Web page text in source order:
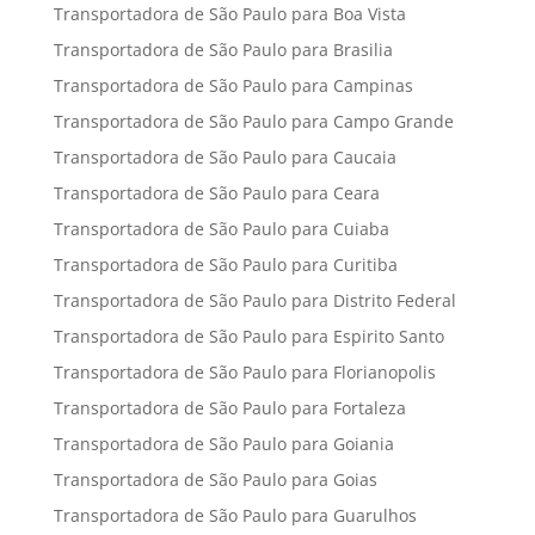
Transportadora de São Paulo para Boa Vista
Transportadora de São Paulo para Brasilia
Transportadora de São Paulo para Campinas
Transportadora de São Paulo para Campo Grande
Transportadora de São Paulo para Caucaia
Transportadora de São Paulo para Ceara
Transportadora de São Paulo para Cuiaba
Transportadora de São Paulo para Curitiba
Transportadora de São Paulo para Distrito Federal
Transportadora de São Paulo para Espirito Santo
Transportadora de São Paulo para Florianopolis
Transportadora de São Paulo para Fortaleza
Transportadora de São Paulo para Goiania
Transportadora de São Paulo para Goias
Transportadora de São Paulo para Guarulhos